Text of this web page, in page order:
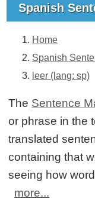
Spanish
Home
Spanish
leer (lang: sp)
The Sentence
or phrase in the
translated
containing that
seeing how
more...